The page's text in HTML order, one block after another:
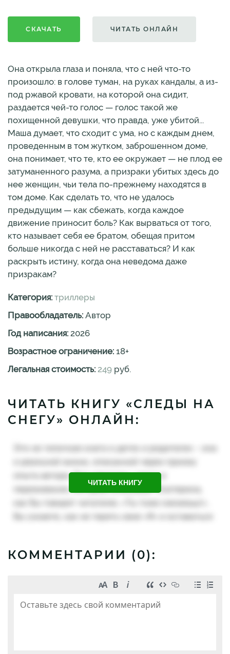
СКАЧАТЬ ЧИТАТЬ ОНЛАЙН
Она открыла глаза и поняла, что с ней что-то
произошло: в голове туман, на руках кандалы, а из-
под ржавой кровати, на которой она сидит,
раздается чей-то голос — голос такой же
похищенной девушки, что правда, уже убитой...
Маша думает, что сходит с ума, но с каждым днем,
проведенным в том жутком, заброшенном доме,
она понимает, что те, кто ее окружает — не плод ее
затуманенного разума, а призраки убитых здесь до
нее женщин, чьи тела по-прежнему находятся в
том доме. Как сделать то, что не удалось
предыдущим — как сбежать, когда каждое
движение приносит боль? Как вырваться от того,
кто называет себя ее братом, обещая притом
больше никогда с ней не расставаться? И как
раскрыть истину, когда она неведома даже
призракам?
Категория: триллеры
Правообладатель: Автор
Год написания: 2026
Возрастное ограничение: 18+
Легальная стоимость: 249 руб.
ЧИТАТЬ КНИГУ «СЛЕДЫ НА
СНЕГУ» ОНЛАЙН:
ЧИТАТЬ КНИГУ
КОММЕНТАРИИ (0):